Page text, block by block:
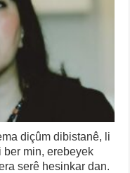
diçûm dibistanê, li
ber min, erebeyek
serê hesinkar dan.